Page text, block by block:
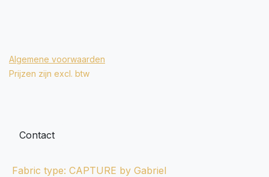
Algemene voorwaarden
Prijzen zijn excl. btw
Contact
Fabric type: CAPTURE by Gabriel